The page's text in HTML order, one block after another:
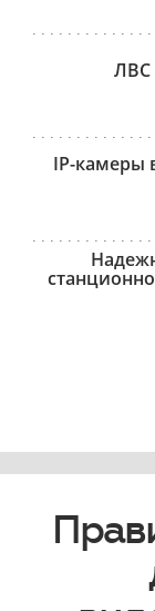
ЛВС
IP-камеры